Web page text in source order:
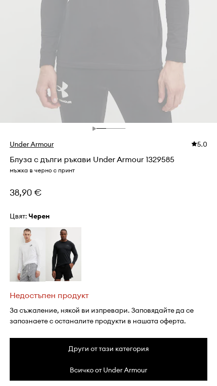
Under Armour 5.0
Блуза с дълги ръкави Under Armour 1329585
мъжка в черно с принт
38,90 €
Цвят: черен
Недостъпен продукт
За съжаление, някой ви изпревари. Заповядайте да се
запознаете с останалите продукти в нашата оферта.
Други от тази категория
Всичко от Under Armour